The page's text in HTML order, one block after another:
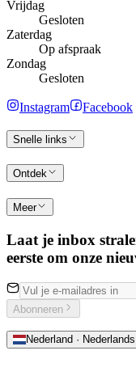
Vrijdag
Gesloten
Zaterdag
Op afspraak
Zondag
Gesloten
Instagram Facebook
Snelle links
Ontdek
Meer
Laat je inbox
eerste om onze
Abonneren
Nederland · Nederlands